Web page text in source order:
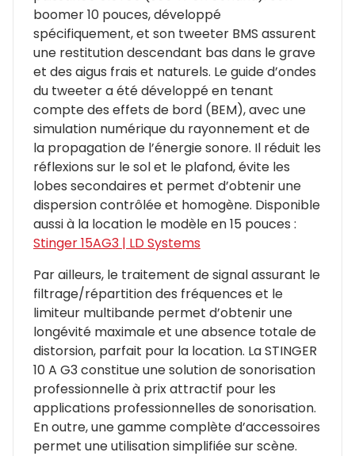
boomer 10 pouces, développé
spécifiquement, et son tweeter BMS assurent
une restitution descendant bas dans le grave
et des aigus frais et naturels. Le guide d’ondes
du tweeter a été développé en tenant
compte des effets de bord (BEM), avec une
simulation numérique du rayonnement et de
la propagation de l’énergie sonore. Il réduit les
réflexions sur le sol et le plafond, évite les
lobes secondaires et permet d’obtenir une
dispersion contrôlée et homogène. Disponible
aussi à la location le modèle en 15 pouces :
Stinger 15AG3 | LD Systems
Par ailleurs, le traitement de signal assurant le
filtrage/répartition des fréquences et le
limiteur multibande permet d’obtenir une
longévité maximale et une absence totale de
distorsion, parfait pour la location. La STINGER
10 A G3 constitue une solution de sonorisation
professionnelle à prix attractif pour les
applications professionnelles de sonorisation.
En outre, une gamme complète d’accessoires
permet une utilisation simplifiée sur scène.